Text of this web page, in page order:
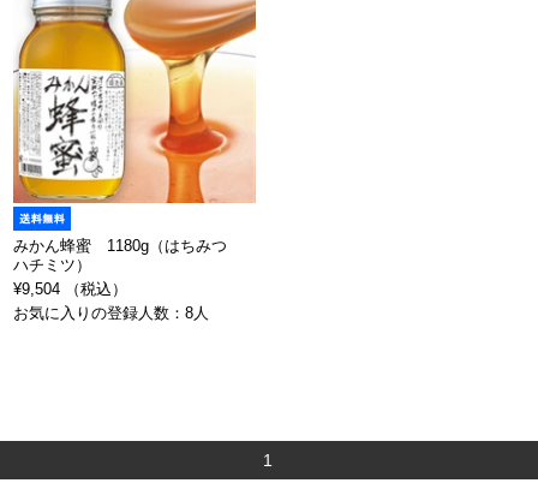
みかん蜂蜜 1180g（はちみつ
ハチミツ）
¥9,504 （税込）
お気に入りの登録人数：8人
1